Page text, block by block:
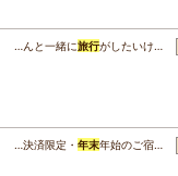
…んと一緒に旅行がしたいけ…
…決済限定・ 年末年始のご宿…